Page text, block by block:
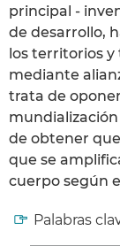
principal -
de desarrollo,
los territorios y
mediante
trata de
de obtener
que se
cuerpo según
Palabras